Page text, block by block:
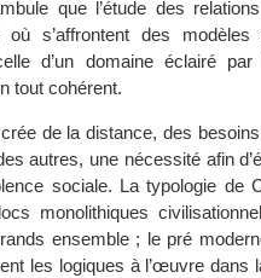
que l’étude des
où s’affrontent des
d’un domaine éclairé
tout cohérent.
de la distance, des
autres, une nécessité afin
sociale. La typologie de
monolithiques
ensemble ; le pré
les logiques à l’œuvre dans